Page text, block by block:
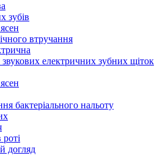
зубів
втручання
електричних зубних щіток
бактеріального нальоту
роті
догляд